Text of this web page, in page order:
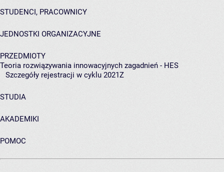
STUDENCI, PRACOWNICY
JEDNOSTKI ORGANIZACYJNE
PRZEDMIOTY
Teoria rozwiązywania innowacyjnych zagadnień - HES
Szczegóły rejestracji w cyklu 2021Z
STUDIA
AKADEMIKI
POMOC